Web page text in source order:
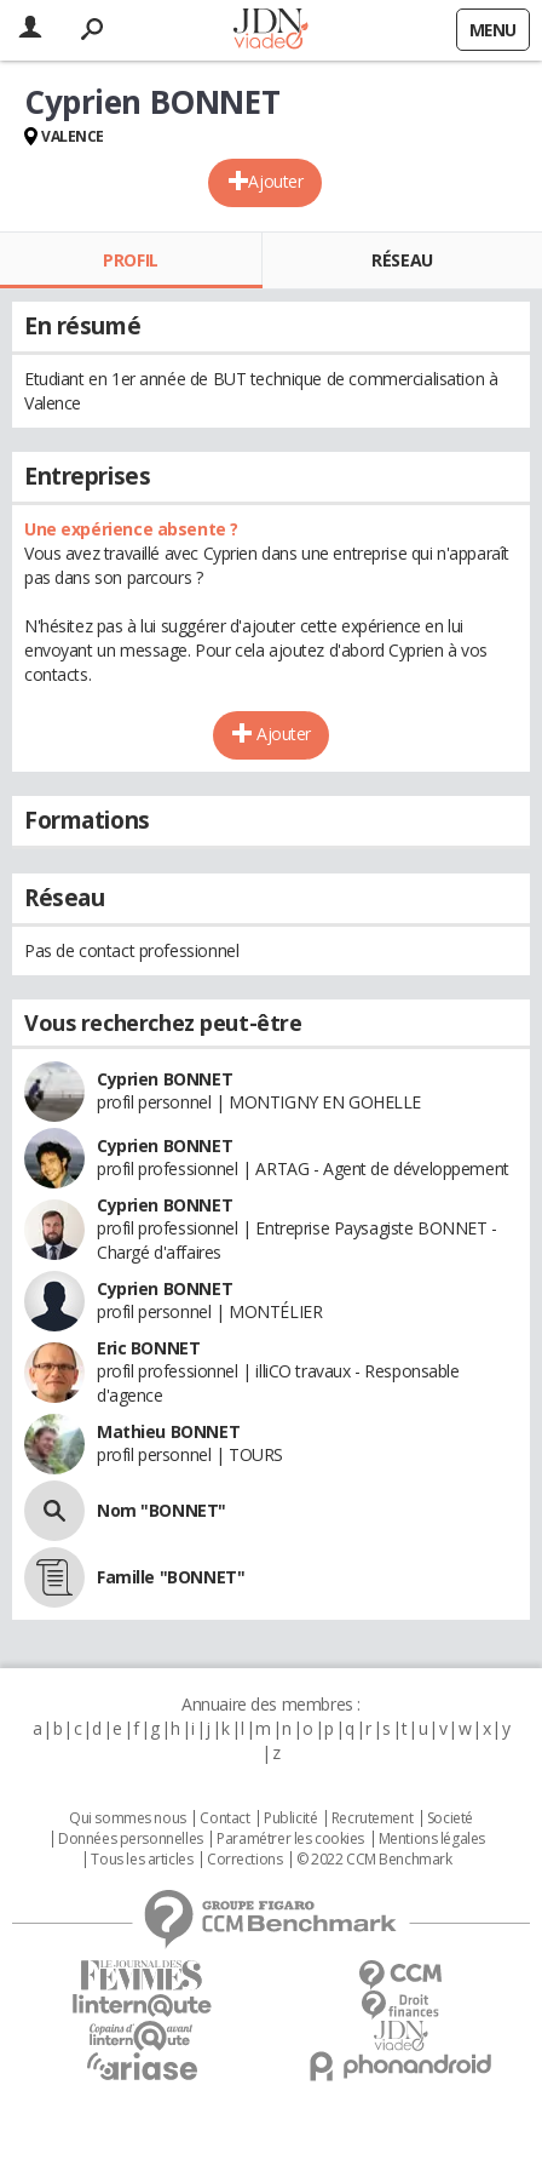
MENU
Ajouter
Cyprien BONNET
VALENCE
PROFIL RÉSEAU
En résumé
Etudiant en 1er année de BUT technique de commercialisation à
Valence
Entreprises
Une expérience absente ?
Vous avez travaillé avec Cyprien dans une entreprise qui n'apparaît
pas dans son parcours ?
N'hésitez pas à lui suggérer d'ajouter cette expérience en lui
envoyant un message. Pour cela ajoutez d'abord Cyprien à vos
contacts.
Ajouter
Formations
Réseau
Pas de contact professionnel
Vous recherchez peut-être
Cyprien BONNET
profil personnel | MONTIGNY EN GOHELLE
Cyprien BONNET
profil professionnel | ARTAG - Agent de développement
Cyprien BONNET
profil professionnel | Entreprise Paysagiste BONNET -
Chargé d'affaires
Cyprien BONNET
profil personnel | MONTÉLIER
Eric BONNET
profil professionnel | illiCO travaux - Responsable
d'agence
Mathieu BONNET
profil personnel | TOURS
Nom "BONNET"
Famille "BONNET"
Annuaire des membres :
a b c d e f g h i j k l m n o p q r s t u v w x y
z
Qui sommes nous Contact Publicité Recrutement
Societé
Données personnelles
Paramétrer les cookies
Mentions légales
Tous les articles
Corrections © 2022 CCM Benchmark